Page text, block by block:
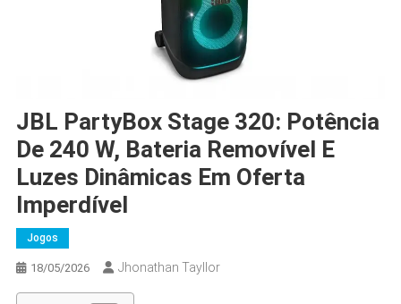
JBL PartyBox Stage 320: Potência
De 240 W, Bateria Removível E
Luzes Dinâmicas Em Oferta
Imperdível
Jogos
18/05/2026 Jhonathan Tayllor